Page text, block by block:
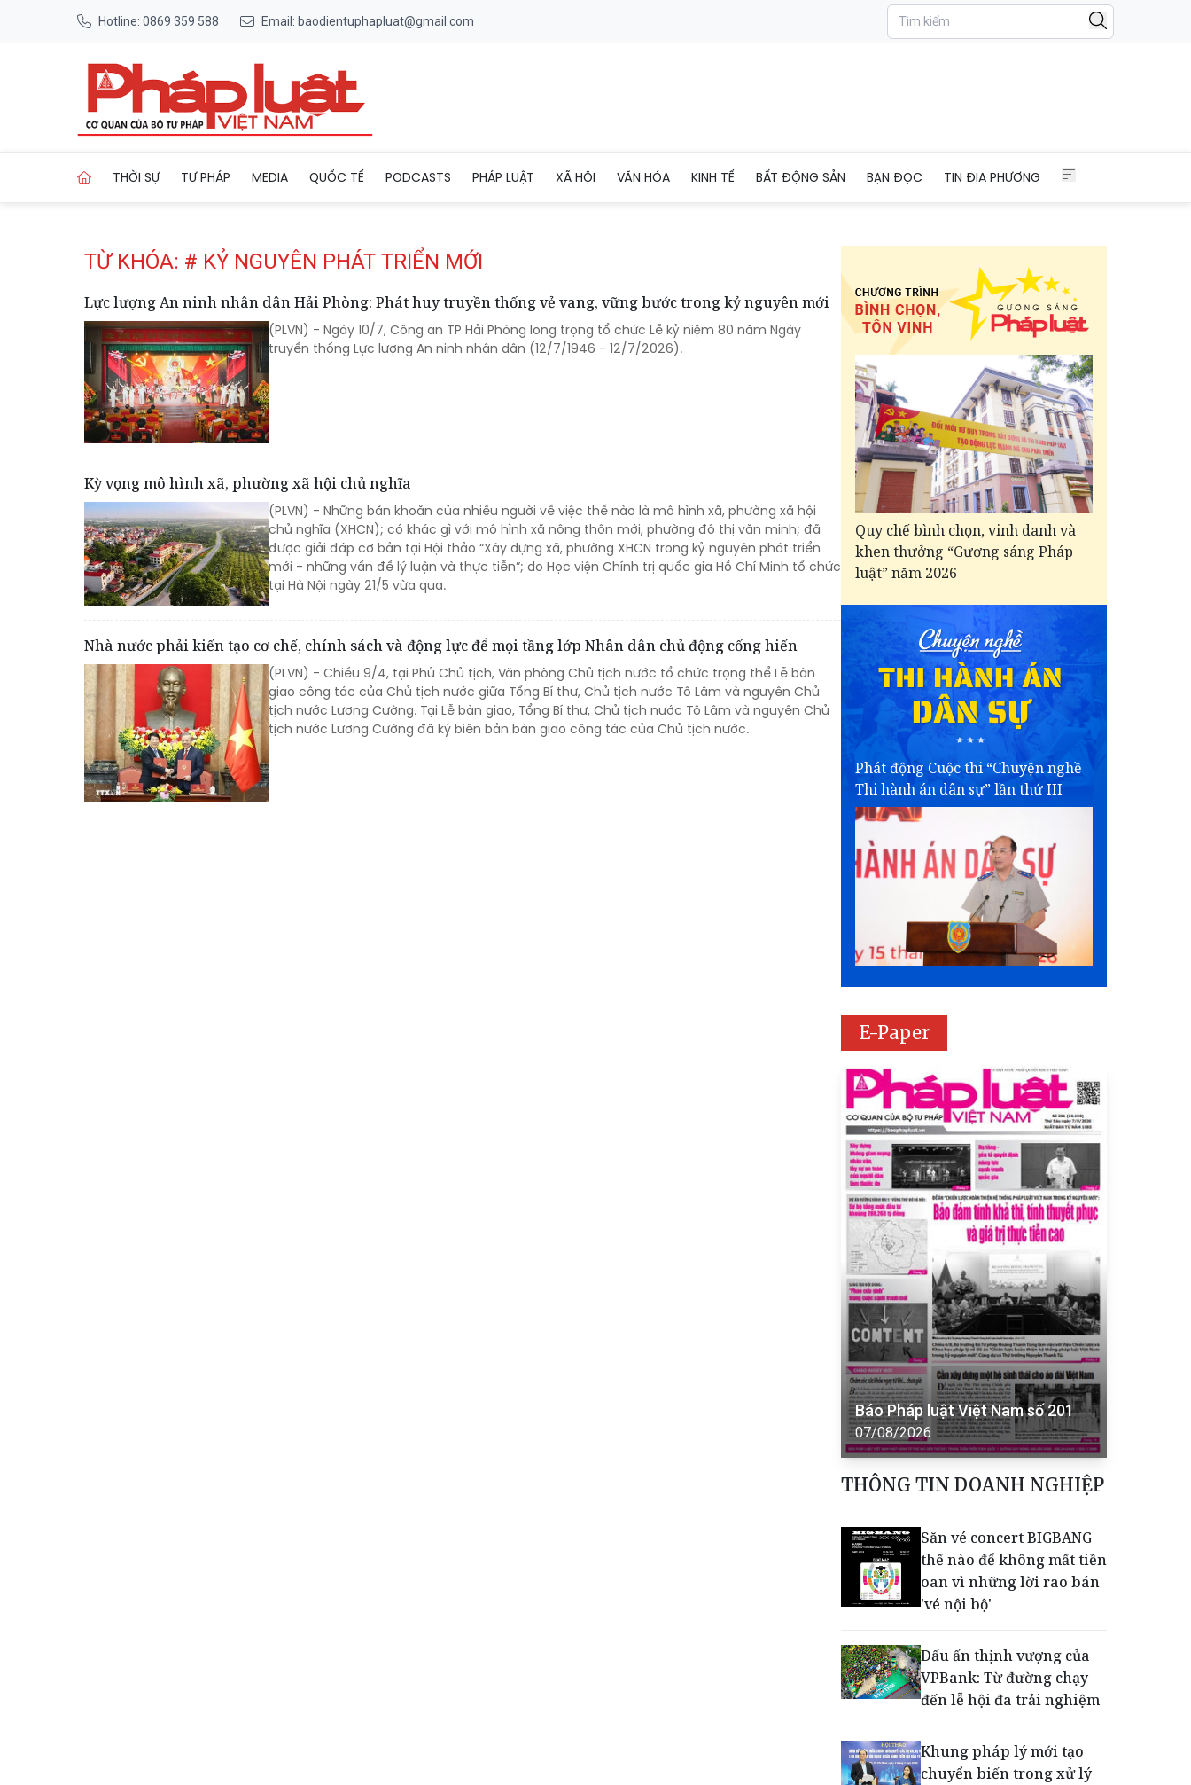
Hotline: 0869 359 588 Email: baodientuphapluat@gmail.com
THỜI SỰ TƯ PHÁP MEDIA QUỐC TẾ PODCASTS PHÁP LUẬT XÃ HỘI VĂN HÓA KINH TẾ BẤT ĐỘNG SẢN BẠN ĐỌC TIN ĐỊA PHƯƠNG
TỪ KHÓA: # KỶ NGUYÊN PHÁT TRIỂN MỚI
Lực lượng An ninh nhân dân Hải Phòng: Phát huy truyền thống vẻ vang, vững bước trong kỷ nguyên mới
(PLVN) - Ngày 10/7, Công an TP Hải Phòng long trọng tổ chức Lễ kỷ niệm 80 năm Ngày
truyền thống Lực lượng An ninh nhân dân (12/7/1946 - 12/7/2026).
Kỳ vọng mô hình xã, phường xã hội chủ nghĩa
(PLVN) - Những băn khoăn của nhiều người về việc thế nào là mô hình xã, phường xã hội
chủ nghĩa (XHCN); có khác gì với mô hình xã nông thôn mới, phường đô thị văn minh; đã
được giải đáp cơ bản tại Hội thảo “Xây dựng xã, phường XHCN trong kỷ nguyên phát triển
mới - những vấn đề lý luận và thực tiễn”; do Học viện Chính trị quốc gia Hồ Chí Minh tổ chức
tại Hà Nội ngày 21/5 vừa qua.
Nhà nước phải kiến tạo cơ chế, chính sách và động lực để mọi tầng lớp Nhân dân chủ động cống hiến
(PLVN) - Chiều 9/4, tại Phủ Chủ tịch, Văn phòng Chủ tịch nước tổ chức trọng thể Lễ bàn
giao công tác của Chủ tịch nước giữa Tổng Bí thư, Chủ tịch nước Tô Lâm và nguyên Chủ
tịch nước Lương Cường. Tại Lễ bàn giao, Tổng Bí thư, Chủ tịch nước Tô Lâm và nguyên Chủ
tịch nước Lương Cường đã ký biên bản bàn giao công tác của Chủ tịch nước.
Quy chế bình chọn, vinh danh và
khen thưởng “Gương sáng Pháp
luật” năm 2026
Phát động Cuộc thi “Chuyện nghề
Thi hành án dân sự” lần thứ III
E-Paper
Báo Pháp luật Việt Nam số 201
07/08/2026
THÔNG TIN DOANH NGHIỆP
Săn vé concert BIGBANG
thế nào để không mất tiền
oan vì những lời rao bán
'vé nội bộ'
Dấu ấn thịnh vượng của
VPBank: Từ đường chạy
đến lễ hội đa trải nghiệm
Khung pháp lý mới tạo
chuyển biến trong xử lý